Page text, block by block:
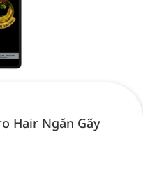
Hair Ngăn Gãy